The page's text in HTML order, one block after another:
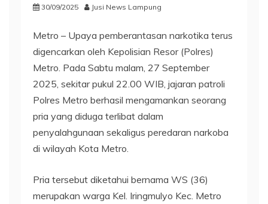
30/09/2025 Jusi News Lampung
Metro – Upaya pemberantasan narkotika terus
digencarkan oleh Kepolisian Resor (Polres)
Metro. Pada Sabtu malam, 27 September
2025, sekitar pukul 22.00 WIB, jajaran patroli
Polres Metro berhasil mengamankan seorang
pria yang diduga terlibat dalam
penyalahgunaan sekaligus peredaran narkoba
di wilayah Kota Metro.
Pria tersebut diketahui bernama WS (36)
merupakan warga Kel. Iringmulyo Kec. Metro